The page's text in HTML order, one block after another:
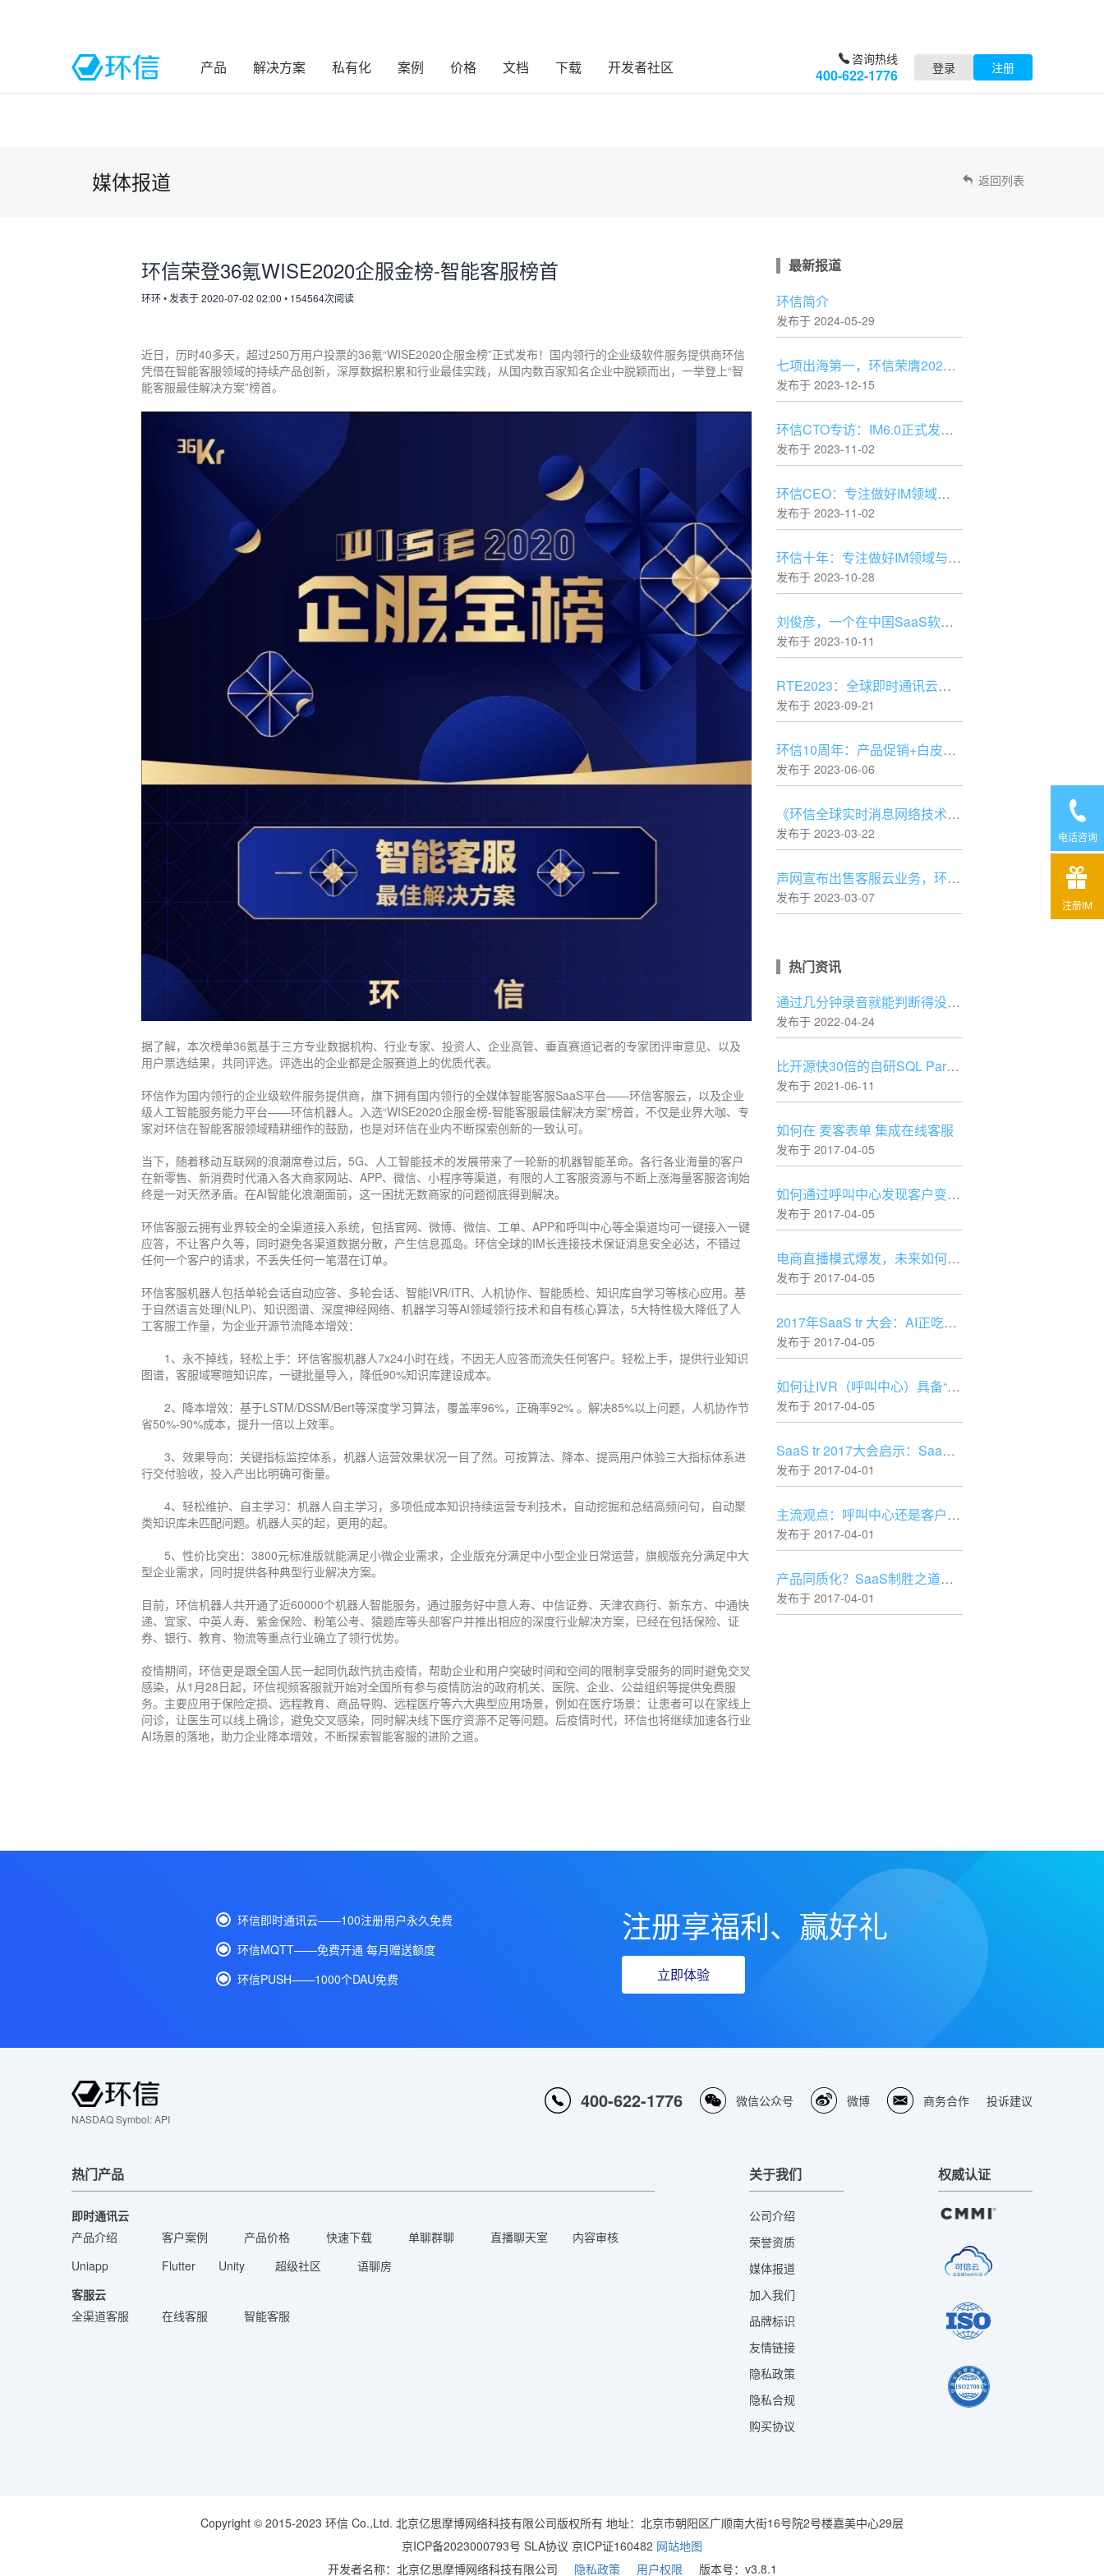
产品 解决方案 私有化 案例 价格 文档 下载 开发者社区 登录 注册
咨询热线
400-622-1776
媒体报道 返回列表
环信荣登36氪WISE2020企服金榜-智能客服榜首
环环• 发表于 2020-07-02 02:00 • 154564次阅读
近日，历时40多天，超过250万用户投票的36氪“WISE2020企服金榜”正式发布！国内领行的企业级软件服务提供商环信
凭借在智能客服领域的持续产品创新，深厚数据积累和行业最佳实践，从国内数百家知名企业中脱颖而出，一举登上“智
能客服最佳解决方案”榜首。
据了解，本次榜单36氪基于三方专业数据机构、行业专家、投资人、企业高管、垂直赛道记者的专家团评审意见、以及
用户票选结果，共同评选。评选出的企业都是企服赛道上的优质代表。
环信作为国内领行的企业级软件服务提供商，旗下拥有国内领行的全媒体智能客服SaaS平台——环信客服云，以及企业
级人工智能服务能力平台——环信机器人。入选“WISE2020企服金榜-智能客服最佳解决方案”榜首，不仅是业界大咖、专
家对环信在智能客服领域精耕细作的鼓励，也是对环信在业内不断探索创新的一致认可。
当下，随着移动互联网的浪潮席卷过后，5G、人工智能技术的发展带来了一轮新的机器智能革命。各行各业海量的客户
在新零售、新消费时代涌入各大商家网站、APP、微信、小程序等渠道，有限的人工客服资源与不断上涨海量客服咨询始
终是一对天然矛盾。在AI智能化浪潮面前，这一困扰无数商家的问题彻底得到解决。
环信客服云拥有业界较全的全渠道接入系统，包括官网、微博、微信、工单、APP和呼叫中心等全渠道均可一键接入一键
应答，不让客户久等，同时避免各渠道数据分散，产生信息孤岛。环信全球的IM长连接技术保证消息安全必达，不错过
任何一个客户的请求，不丢失任何一笔潜在订单。
环信客服机器人包括单轮会话自动应答、多轮会话、智能IVR/ITR、人机协作、智能质检、知识库自学习等核心应用。基
于自然语言处理(NLP)、知识图谱、深度神经网络、机器学习等AI领域领行技术和自有核心算法，5大特性极大降低了人
工客服工作量，为企业开源节流降本增效：
1、永不掉线，轻松上手：环信客服机器人7x24小时在线，不因无人应答而流失任何客户。轻松上手，提供行业知识
图谱，客服域寒暄知识库，一键批量导入，降低90%知识库建设成本。
2、降本增效：基于LSTM/DSSM/Bert等深度学习算法，覆盖率96%，正确率92% 。解决85%以上问题，人机协作节
省50%-90%成本，提升一倍以上效率。
3、效果导向：关键指标监控体系，机器人运营效果状况一目了然。可按算法、降本、提高用户体验三大指标体系进
行交付验收，投入产出比明确可衡量。
4、轻松维护、自主学习：机器人自主学习，多项低成本知识持续运营专利技术，自动挖掘和总结高频问句，自动聚
类知识库未匹配问题。机器人买的起，更用的起。
5、性价比突出：3800元标准版就能满足小微企业需求，企业版充分满足中小型企业日常运营，旗舰版充分满足中大
型企业需求，同时提供各种典型行业解决方案。
目前，环信机器人共开通了近60000个机器人智能服务，通过服务好中意人寿、中信证券、天津农商行、新东方、中通快
递、宜家、中英人寿、紫金保险、粉笔公考、猿题库等头部客户并推出相应的深度行业解决方案，已经在包括保险、证
券、银行、教育、物流等重点行业确立了领行优势。
疫情期间，环信更是跟全国人民一起同仇敌忾抗击疫情，帮助企业和用户突破时间和空间的限制享受服务的同时避免交叉
感染，从1月28日起，环信视频客服就开始对全国所有参与疫情防治的政府机关、医院、企业、公益组织等提供免费服
务。主要应用于保险定损、远程教育、商品导购、远程医疗等六大典型应用场景，例如在医疗场景：让患者可以在家线上
问诊，让医生可以线上确诊，避免交叉感染，同时解决线下医疗资源不足等问题。后疫情时代，环信也将继续加速各行业
AI场景的落地，助力企业降本增效，不断探索智能客服的进阶之道。
最新报道
环信简介
发布于 2024-05-29
七项出海第一，环信荣膺2023鲸鸣奖年度优秀出海服务商
发布于 2023-12-15
环信CTO专访：IM6.0正式发布，IM行业仍处于快速发展阶段
发布于 2023-11-02
环信CEO：专注做好IM领域与时俱进的“水电煤”
发布于 2023-11-02
环信十年：专注做好IM领域与时俱进的“水电煤”
发布于 2023-10-28
刘俊彦，一个在中国SaaS软件创业领域的坚守者
发布于 2023-10-11
RTE2023：全球即时通讯云技术专场精彩内容抢先看
发布于 2023-09-21
环信10周年：产品促销+白皮书+开发者活动一个都不能少
发布于 2023-06-06
《环信全球实时消息网络技术白皮书》正式发布
发布于 2023-03-22
声网宣布出售客服云业务，环信进一步专注IM核心业务
发布于 2023-03-07
热门资讯
通过几分钟录音就能判断得没得新冠，AI 还可以这样？
发布于 2022-04-24
比开源快30倍的自研SQL Parser设计与实践
发布于 2021-06-11
如何在 麦客表单 集成在线客服
发布于 2017-04-05
如何通过呼叫中心发现客户变化？
发布于 2017-04-05
电商直播模式爆发，未来如何赢胜？
发布于 2017-04-05
2017年SaaS tr 大会：AI正吃掉软件？
发布于 2017-04-05
如何让IVR（呼叫中心）具备“判断”的能力
发布于 2017-04-05
SaaS tr 2017大会启示：SaaS创业最正确的十种姿势！
发布于 2017-04-01
主流观点：呼叫中心还是客户中心？
发布于 2017-04-01
产品同质化？SaaS制胜之道本就不在工具层！
发布于 2017-04-01
提交
登录即时通讯云 登录客服云
电话咨询
注册IM
环信即时通讯云——100注册用户永久免费
环信MQTT——免费开通 每月赠送额度
环信PUSH——1000个DAU免费
注册享福利、赢好礼
立即体验
NASDAQ Symbol: API
400-622-1776 微信公众号 微博 商务合作 投诉建议
热门产品
即时通讯云
产品介绍
客户案例 产品价格 快速下载 单聊群聊 直播聊天室
内容审核
Uniapp
Flutter Unity 超级社区
语聊房
客服云
全渠道客服
在线客服 智能客服
关于我们
公司介绍
荣誉资质
媒体报道
加入我们
品牌标识
友情链接
隐私政策
隐私合规
购买协议
权威认证
Copyright © 2015-2023 环信 Co.,Ltd. 北京亿思摩博网络科技有限公司版权所有 地址：北京市朝阳区广顺南大街16号院2号楼嘉美中心29层
京ICP备2023000793号 SLA协议 京ICP证160482 网站地图
开发者名称：北京亿思摩博网络科技有限公司
隐私政策 用户权限 版本号：v3.8.1